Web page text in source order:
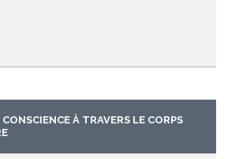
CONSCIENCE À TRAVERS LE CORPS